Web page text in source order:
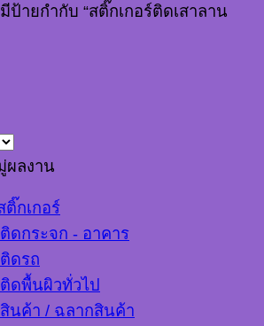
ป้ายกำกับ “สติ๊กเกอร์ติดเสาลาน
ผลงาน
กเกอร์
ดกระจก - อาคาร
ดรถ
ดพื้นผิวทั่วไป
สินค้า / ฉลากสินค้า